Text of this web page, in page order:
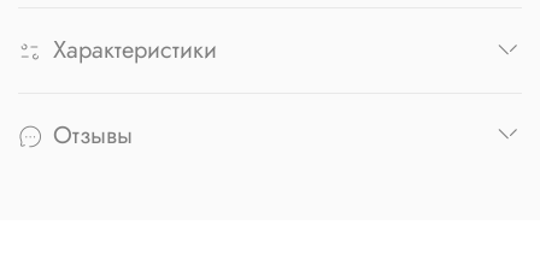
Характеристики
Отзывы